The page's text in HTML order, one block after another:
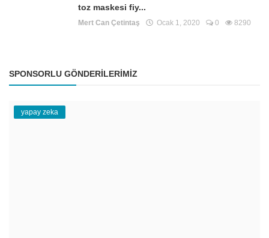
toz maskesi fiy...
Mert Can Çetintaş Ocak 1, 2020 0 8290
SPONSORLU GÖNDERILERIMIZ
yapay zeka